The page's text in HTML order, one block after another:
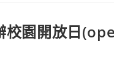
校園開放日